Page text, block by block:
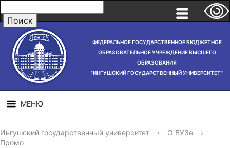
ФЕДЕРАЛЬНОЕ ГОСУДАРСТВЕННОЕ БЮДЖЕТНОЕ
ОБРАЗОВАТЕЛЬНОЕ УЧРЕЖДЕНИЕ ВЫСШЕГО
ОБРАЗОВАНИЯ
"ИНГУШСКИЙ ГОСУДАРСТВЕННЫЙ УНИВЕРСИТЕТ"
МЕНЮ
СВЕДЕНИЯ ОБ
ОБРАЗОВАТЕЛЬНОЙ
НАУЧНАЯ
ДЕЯТЕЛЬНОСТЬ
Ингушский государственный университет › О ВУЗе
›
Промо